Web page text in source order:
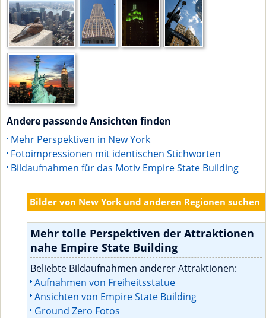
Andere passende Ansichten finden
Mehr Perspektiven in New York
Fotoimpressionen mit identischen Stichworten
Bildaufnahmen für das Motiv Empire State Building
Bilder von New York und anderen Regionen suchen
Mehr tolle Perspektiven der Attraktionen
nahe Empire State Building
Beliebte Bildaufnahmen anderer Attraktionen:
Aufnahmen von Freiheitsstatue
Ansichten von Empire State Building
Ground Zero Fotos